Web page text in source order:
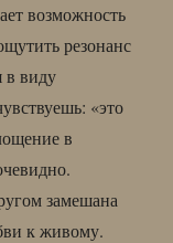
возможность
резонанс
в виду
«это
в
замешана
к живому.